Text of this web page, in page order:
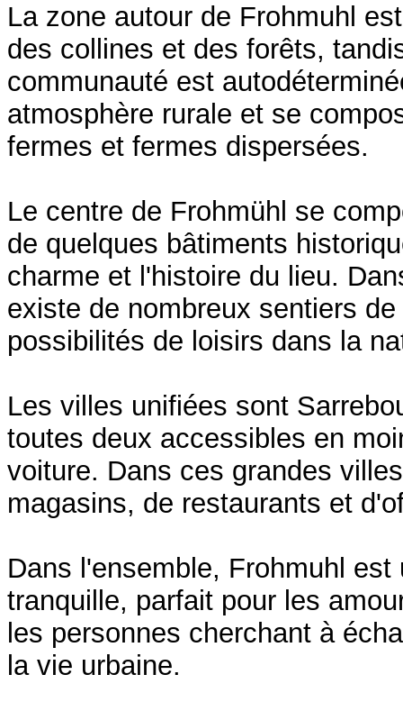
La zone autour de Frohmuhl
des collines et des forêts,
communauté est
atmosphère rurale et se
fermes et fermes dispersées.
Le centre de Frohmühl se
de quelques bâtiments
charme et l'histoire du lieu.
existe de nombreux sentiers
possibilités de loisirs dans la
Les villes unifiées sont
toutes deux accessibles en
voiture. Dans ces grandes
magasins, de restaurants et
Dans l'ensemble, Frohmuhl
tranquille, parfait pour les
les personnes cherchant à
la vie urbaine.